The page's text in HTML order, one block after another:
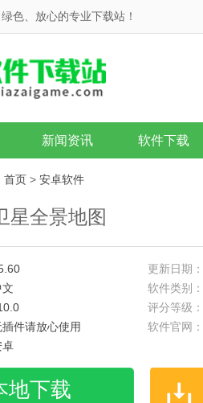
色、放心的专业下载站！
新闻资讯 软件下载
首页 > 安卓软件
星全景地图
更新日期：
软件类别：
评分等级：
插件请放心使用 软件官网：
卓
地下载